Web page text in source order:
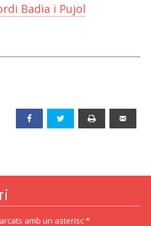
Badia i Pujol
Facebook Twitter
amb un asterisc *